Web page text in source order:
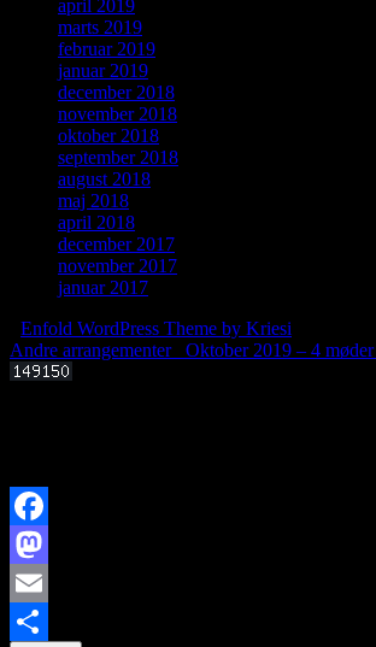
april 2019
marts 2019
februar 2019
januar 2019
december 2018
november 2018
oktober 2018
september 2018
august 2018
maj 2018
april 2018
december 2017
november 2017
januar 2017
Enfold WordPress Theme by Kriesi
Andre arrangementer
Oktober 2019 – 4 møder
Facebook
Mastodon
Email